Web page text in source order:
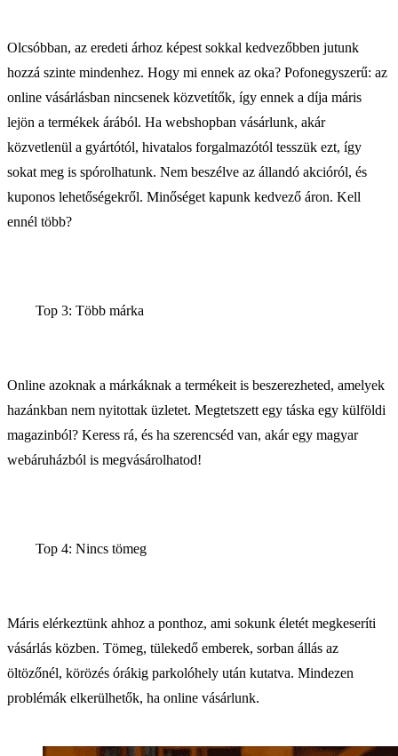
Olcsóbban, az eredeti árhoz képest sokkal kedvezőbben jutunk
hozzá szinte mindenhez. Hogy mi ennek az oka? Pofonegyszerű: az
online vásárlásban nincsenek közvetítők, így ennek a díja máris
lejön a termékek árából. Ha webshopban vásárlunk, akár
közvetlenül a gyártótól, hivatalos forgalmazótól tesszük ezt, így
sokat meg is spórolhatunk. Nem beszélve az állandó akcióról, és
kuponos lehetőségekről. Minőséget kapunk kedvező áron. Kell
ennél több?
Top 3: Több márka
Online azoknak a márkáknak a termékeit is beszerezheted, amelyek
hazánkban nem nyitottak üzletet. Megtetszett egy táska egy külföldi
magazinból? Keress rá, és ha szerencséd van, akár egy magyar
webáruházból is megvásárolhatod!
Top 4: Nincs tömeg
Máris elérkeztünk ahhoz a ponthoz, ami sokunk életét megkeseríti
vásárlás közben. Tömeg, tülekedő emberek, sorban állás az
öltözőnél, körözés órákig parkolóhely után kutatva. Mindezen
problémák elkerülhetők, ha online vásárlunk.